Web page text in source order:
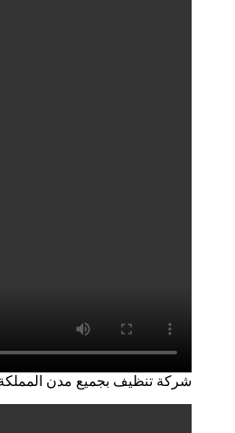
شركة تنظيف بجميع مدن